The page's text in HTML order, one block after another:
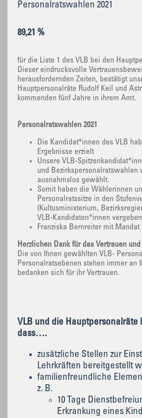
Personalratswahlen 2021
89,21 %
für die Liste 1 des VLB bei den
Dieser eindrucksvolle
herausfordernden Zeiten, bestätigt
Hauptpersonalräte Rudolf Keil und
kommenden fünf Jahre in ihrem Amt.
Personalratswahlen 2021
Die Kandidat*innen des VLB
Ergebnisse erzielt
Unsere VLB-
und Bezirkspersonalratswahlen
ausnahmslos gewählt.
Somit haben die Wählerinnen
Personalratssitze in den
(Kultusministerium,
VLB-Kandidaten*innen vergeben
Franziska Bernreiter mit Mandat
Herzlichen Dank für das Vertrauen
Die von Ihnen gewählten VLB-
Personalratsebenen stehen immer an
bedanken sich für ihr Vertrauen.
VLB und die Hauptpersonalräte
dass….
zusätzliche Stellen zur
Lehrkräften bereitgestellt
familienfreundliche
z. B.
10 Tage
Erkrankung eines